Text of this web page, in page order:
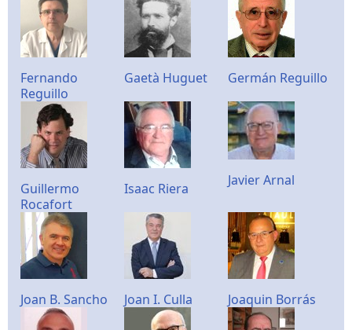
Fernando
Reguillo
Gaetà Huguet Germán Reguillo
Guillermo
Rocafort
Isaac Riera Javier Arnal
Joan B. Sancho Joan I. Culla Joaquin Borrás